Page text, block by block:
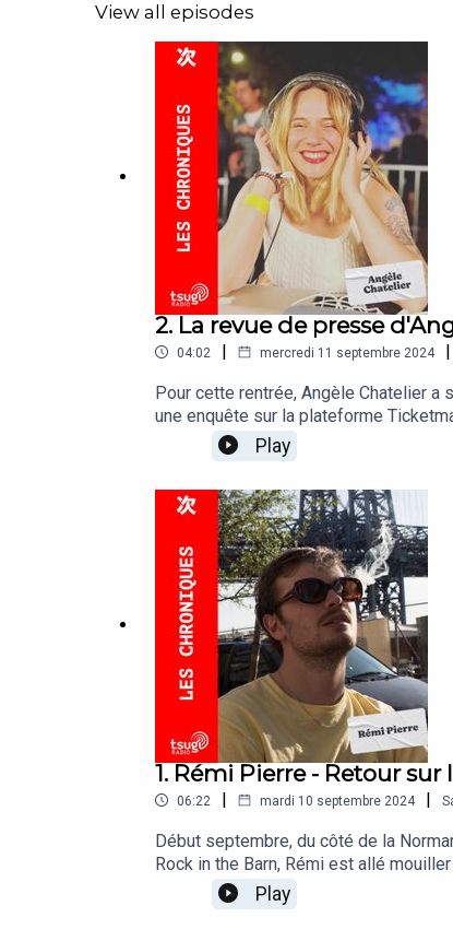
View all episodes
2. La revue de presse
04:02 | mercredi 11 septembre 2024 |
Pour cette rentrée, Angèle Chatelier
une enquête sur la plateforme
attendue série documentaire Arte sur
Play
1. Rémi Pierre - Retour
06:22 | mardi 10 septembre 2024 |
Début septembre, du côté de la
Rock in the Barn, Rémi est allé
Deadletter, Ultranöuk, Ditter et VLURE.
Play